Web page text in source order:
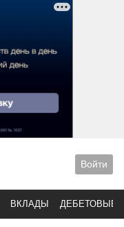
Войти
ВКЛАДЫ ДЕБЕТОВЫЕ